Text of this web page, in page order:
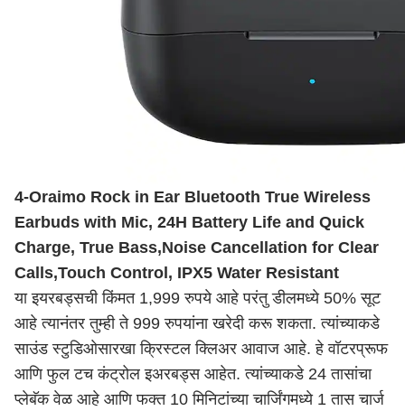
4-Oraimo Rock in Ear Bluetooth True Wireless
Earbuds with Mic, 24H Battery Life and Quick
Charge, True Bass,Noise Cancellation for Clear
Calls,Touch Control, IPX5 Water Resistant
या इयरबड्सची किंमत 1,999 रुपये आहे परंतु डीलमध्ये 50% सूट
आहे त्यानंतर तुम्ही ते 999 रुपयांना खरेदी करू शकता. त्यांच्याकडे
साउंड स्टुडिओसारखा क्रिस्टल क्लिअर आवाज आहे. हे वॉटरप्रूफ
आणि फुल टच कंट्रोल इअरबड्स आहेत. त्यांच्याकडे 24 तासांचा
प्लेबॅक वेळ आहे आणि फक्त 10 मिनिटांच्या चार्जिंगमध्ये 1 तास चार्ज